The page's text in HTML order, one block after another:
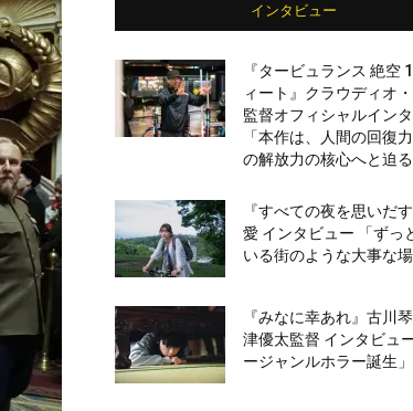
インタビュー
『タービュランス 絶空
ィート』クラウディオ
監督オフィシャルイン
「本作は、人間の回復
の解放力の核心へと迫る
『すべての夜を思いだ
愛 インタビュー 「ずっ
いる街のような大事な場
『みなに幸あれ』古川
津優太監督 インタビュ
ージャンルホラー誕生」